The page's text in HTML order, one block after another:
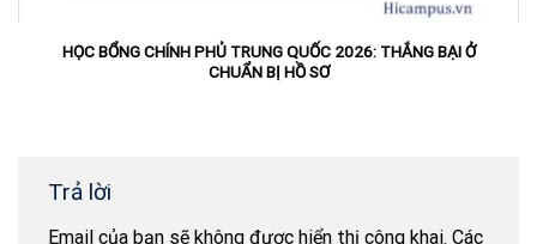
HỌC BỔNG CHÍNH PHỦ TRUNG QUỐC 2026: THẮNG BẠI Ở
CHUẨN BỊ HỒ SƠ
Trả lời
Email của bạn sẽ không được hiển thị công khai. Các